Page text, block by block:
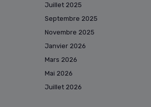
Juillet 2025
Septembre 2025
Novembre 2025
Janvier 2026
Mars 2026
Mai 2026
Juillet 2026